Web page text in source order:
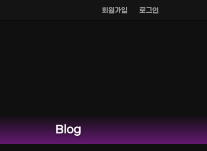
회원가입 로그인
영하지 않습니다.
Blog